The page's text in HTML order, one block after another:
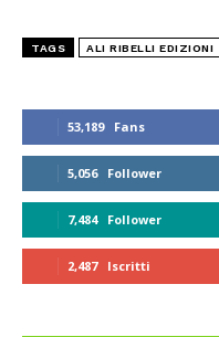
53,189 Fans
5,056 Follower
7,484 Follower
2,487 Iscritti
TAGS ALI RIBELLI EDIZIONI